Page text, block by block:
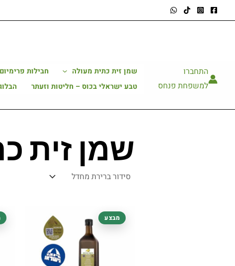
לתוכן
התחברו
למשפחת פנחס
שמן זית כתית מעולה חבילות
טבע ישראלי בכוס – חליטות וזעתר
שמן זית
מבצע
המקורי
70.00 ₪.
הנוכחי
הוא:
52.50 ₪.